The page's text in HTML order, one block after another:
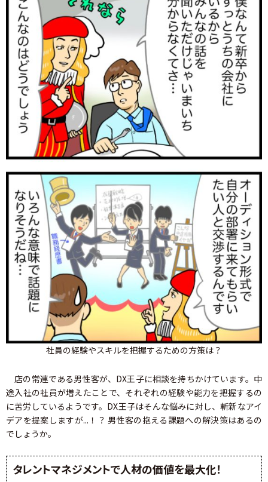
社員の経験やスキルを把握するための方策は？
店の常連である男性客が、DX王子に相談を持ちかけています。中
途入社の社員が増えたことで、それぞれの経験や能力を把握するの
に苦労しているようです。DX王子はそんな悩みに対し、斬新なアイ
デアを提案しますが...！？ 男性客の抱える課題への解決策はあるの
でしょうか。
タレントマネジメントで人材の価値を最大化！